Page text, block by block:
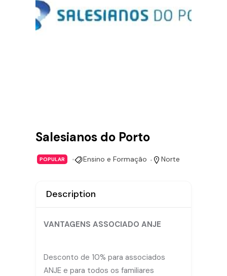
Salesianos do Porto
POPULAR Ensino e Formação Norte
Description
VANTAGENS ASSOCIADO ANJE
Desconto de 10% para associados
ANJE e para todos os familiares